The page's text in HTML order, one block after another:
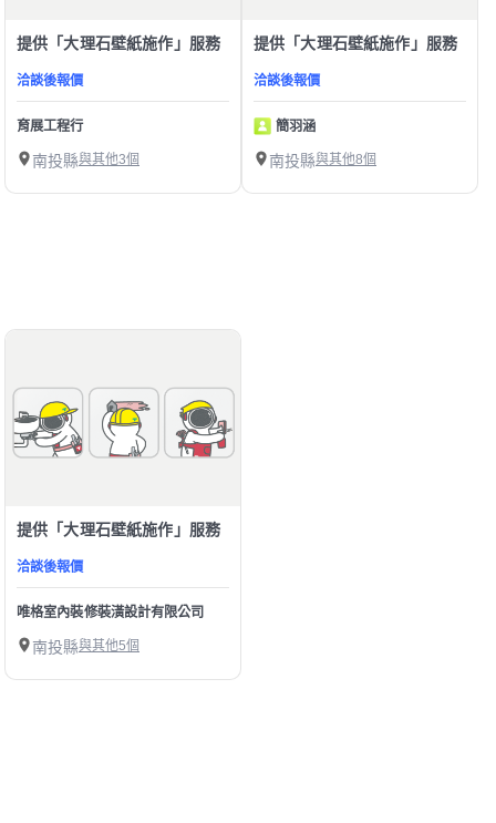
提供「大理石壁紙施作」服務
洽談後報價
育展工程行
南投縣與其他3個
提供「大理石壁紙施作」服務
洽談後報價
簡羽涵
南投縣與其他8個
提供「大理石壁紙施作」服務
洽談後報價
唯格室內裝修裝潢設計有限公司
南投縣與其他5個